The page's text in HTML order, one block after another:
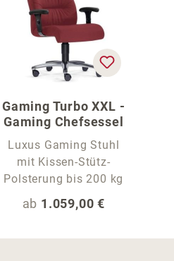
Gaming Turbo XXL -
Gaming Chefsessel
Luxus Gaming Stuhl
mit Kissen-Stütz-
Polsterung bis 200 kg
Regulärer Preis:
ab 1.059,00 €